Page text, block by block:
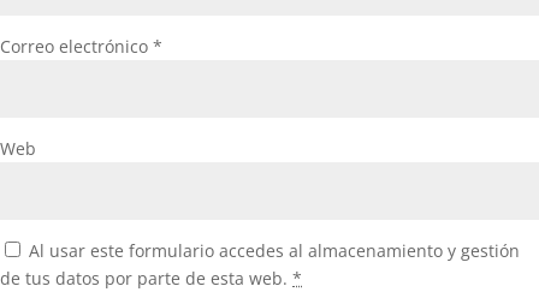
Correo electrónico *
Web
Al usar este formulario accedes al almacenamiento y gestión
de tus datos por parte de esta web. *